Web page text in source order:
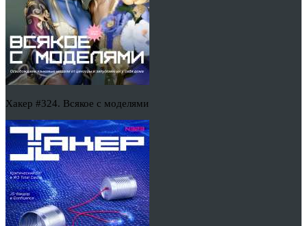
Хакер #324. Всякое с моделями